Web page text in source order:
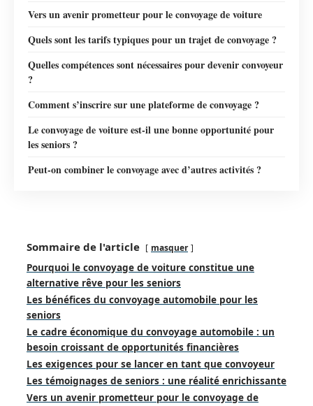
Vers un avenir prometteur pour le convoyage de voiture
Quels sont les tarifs typiques pour un trajet de convoyage ?
Quelles compétences sont nécessaires pour devenir convoyeur
?
Comment s’inscrire sur une plateforme de convoyage ?
Le convoyage de voiture est-il une bonne opportunité pour
les seniors ?
Peut-on combiner le convoyage avec d’autres activités ?
Sommaire de l'article masquer
Pourquoi le convoyage de voiture constitue une
alternative rêve pour les seniors
Les bénéfices du convoyage automobile pour les
seniors
Le cadre économique du convoyage automobile : un
besoin croissant de opportunités financières
Les exigences pour se lancer en tant que convoyeur
Les témoignages de seniors : une réalité enrichissante
Vers un avenir prometteur pour le convoyage de